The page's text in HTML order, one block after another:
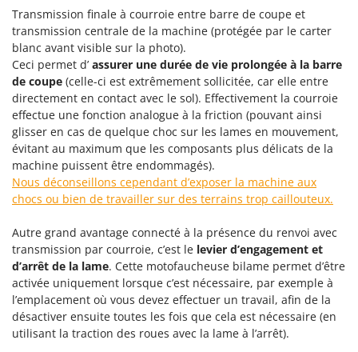
Oriental Koshin
Outdoorchef
P
Palazzetti
Palumbo Pavi
Partisani
Paterlini
Philips
Pramac
Prismafood
R
R.G.V.
Rato
Reber
Redback
Transmission finale à courroie entre barre de coupe et
transmission centrale de la machine (protégée par le carter
blanc avant visible sur la photo).
Ceci permet d’ assurer une durée de vie prolongée à la barre
de coupe (celle-ci est extrêmement sollicitée, car elle entre
directement en contact avec le sol). Effectivement la courroie
effectue une fonction analogue à la friction (pouvant ainsi
glisser en cas de quelque choc sur les lames en mouvement,
évitant au maximum que les composants plus délicats de la
machine puissent être endommagés).
Nous déconseillons cependant d’exposer la machine aux
chocs ou bien de travailler sur des terrains trop caillouteux.
Autre grand avantage connecté à la présence du renvoi avec
transmission par courroie, c’est le levier d’engagement et
d’arrêt de la lame. Cette motofaucheuse bilame permet d’être
activée uniquement lorsque c’est nécessaire, par exemple à
l’emplacement où vous devez effectuer un travail, afin de la
désactiver ensuite toutes les fois que cela est nécessaire (en
utilisant la traction des roues avec la lame à l’arrêt).